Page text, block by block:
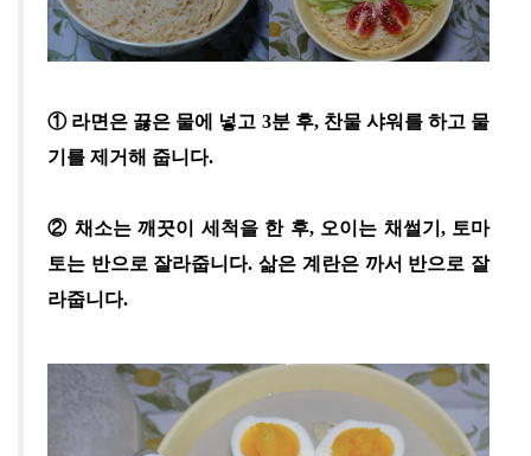
① 라면은 끓은 물에 넣고 3분 후, 찬물 샤워를 하고 물
기를 제거해 줍니다.
② 채소는 깨끗이 세척을 한 후, 오이는 채썰기 , 토마
토는 반으로 잘라줍니다. 삶은 계란은 까서 반으로 잘
라줍니다.